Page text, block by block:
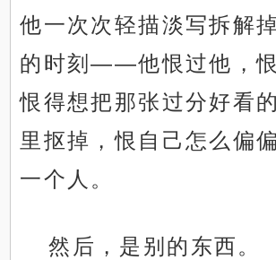
他一次次轻描淡写拆解
的时刻——他恨过他，恨
恨得想把那张过分好看
里抠掉，恨自己怎么偏
一个人。
然后，是别的东西。